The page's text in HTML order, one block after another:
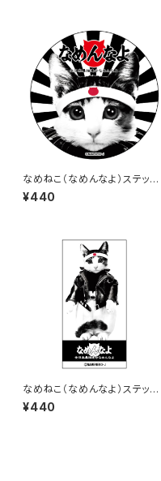
なめねこ（なめんなよ）ステッカ
ー A-1
¥440
なめねこ（なめんなよ）ステッカ
ー B-15
¥440